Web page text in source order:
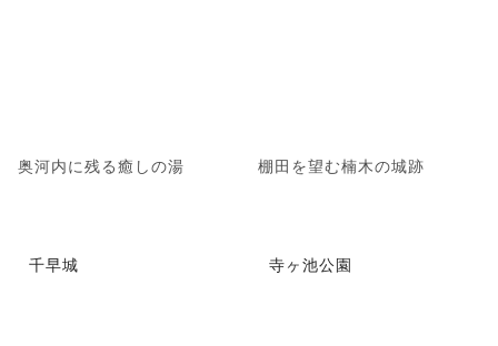
奥河内に残る癒しの湯 棚田を望む楠木の城跡
千早城 寺ヶ池公園